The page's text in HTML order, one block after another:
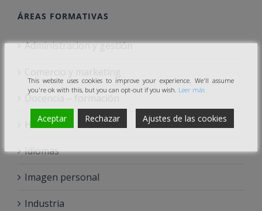
ÁREAS FORMATIVAS
Administracion y gestión
Docencia – formación
Hostelería
Idiomas
Imagen personal
Industria
This website uses cookies to improve your experience. We'll assume
you're ok with this, but you can opt-out if you wish. Leer más
Aceptar Rechazar Ajustes de las cookies